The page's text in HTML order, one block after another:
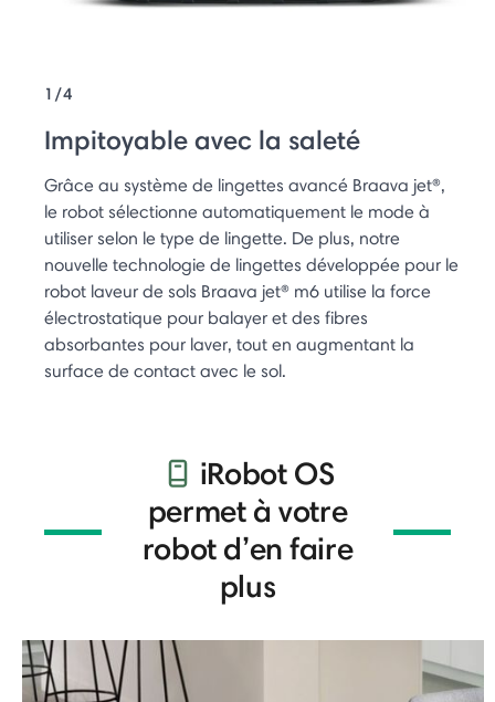
1/4
Impitoyable avec la saleté
Grâce au système de lingettes avancé Braava jet®,
le robot sélectionne automatiquement le mode à
utiliser selon le type de lingette. De plus, notre
nouvelle technologie de lingettes développée pour le
robot laveur de sols Braava jet® m6 utilise la force
électrostatique pour balayer et des fibres
absorbantes pour laver, tout en augmentant la
surface de contact avec le sol.
iRobot OS
permet à votre
robot d’en faire
plus